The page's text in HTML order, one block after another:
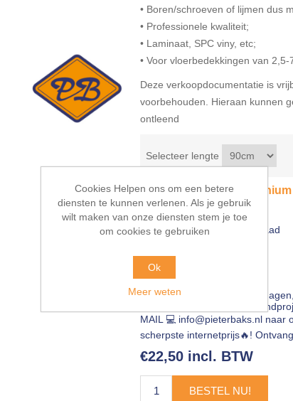
• Boren/schroeven of lijmen dus
• Professionele kwaliteit;
• Laminaat, SPC viny, etc;
• Voor vloerbedekkingen van 2,5-
Deze verkoopdocumentatie is
voorbehouden. Hieraan kunnen
ontleend
Selecteer lengte
Ter Hürne 2-delig
35mmx90cm
Beschikbaarheid:: Op voorraad
EAN:
Leveringsdatum:
5-10
HÜRNE vloer, wand of
MAIL 💻 info@pieterbaks.nl naar
scherpste internetprijs🔥!
€22,50 incl. BTW
BESTEL NU!
Cookies Helpen ons om een betere
diensten te kunnen verlenen. Als je gebruik
wilt maken van onze diensten stem je toe
om cookies te gebruiken
Ok
Meer weten